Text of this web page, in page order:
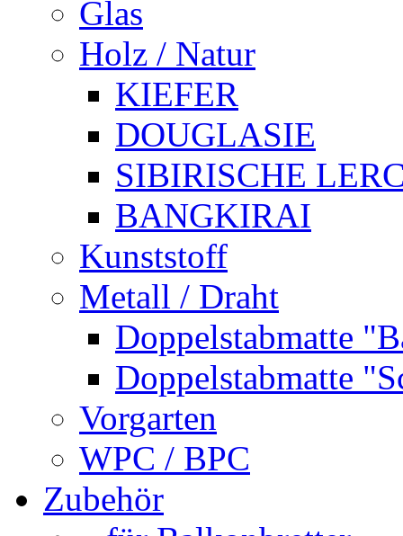
Glas
Holz / Natur
KIEFER
DOUGLASIE
SIBIRISCHE
BANGKIRAI
Kunststoff
Metall / Draht
Doppelstabmatte
Doppelstabmatte
Vorgarten
WPC / BPC
Zubehör